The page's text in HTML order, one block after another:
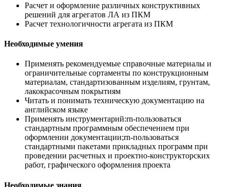
Расчет и оформление различных конструктивных
решений для агрегатов ЛА из ПКМ
Расчет технологичности агрегата из ПКМ
Необходимые умения
Применять рекомендуемые справочные материалы и
ограничительные сортаменты по конструкционным
материалам, стандартизованным изделиям, грунтам,
лакокрасочным покрытиям
Читать и понимать техническую документацию на
английском языке
Применять инструментарий:rn-пользоваться
стандартным программным обеспечением при
оформлении документации;rn-пользоваться
стандартными пакетами прикладных программ при
проведении расчетных и проектно-конструкторских
работ, графического оформления проекта
Необходимые знания